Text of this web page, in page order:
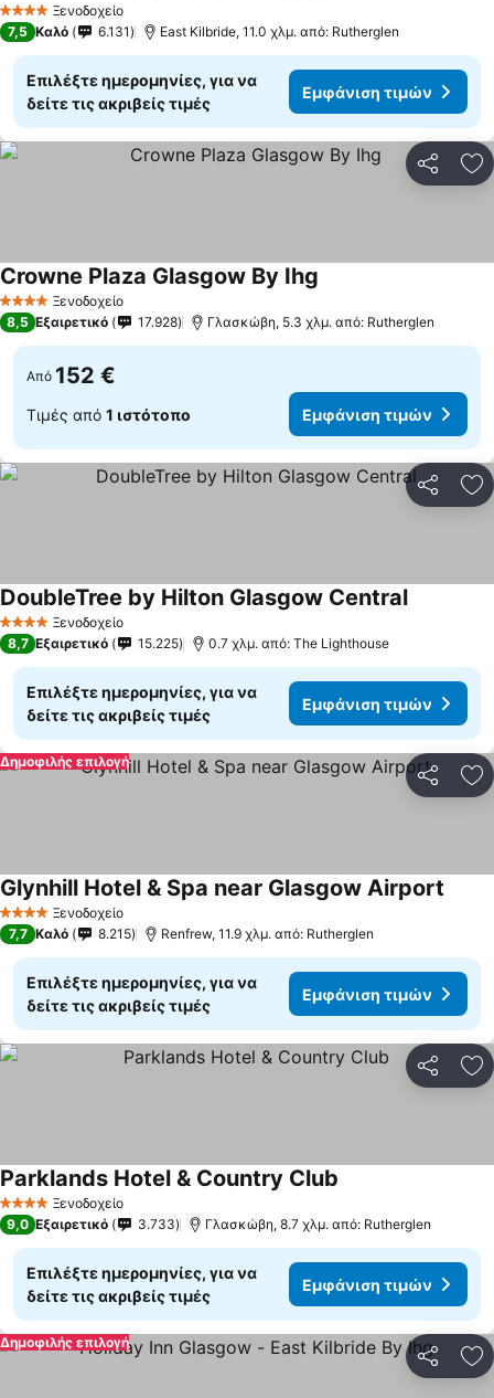
4 ΑστέριαΞενοδοχείο
7,5 Καλό 6.131 East Kilbride, 11.0 χλμ. από: Rutherglen
Επιλέξτε ημερομηνίες, για να
δείτε τις ακριβείς τιμές
Εμφάνιση τιμών
4 ΑστέριαΞενοδοχείο
Crowne Plaza Glasgow By Ihg
8,5 Εξαιρετικό 17.928 Γλασκώβη, 5.3 χλμ. από: Rutherglen
Από 152 €
Τιμές από 1 ιστότοπο Εμφάνιση τιμών
4 ΑστέριαΞενοδοχείο
DoubleTree by Hilton Glasgow Central
8,7 Εξαιρετικό 15.225 0.7 χλμ. από: The Lighthouse
Επιλέξτε ημερομηνίες, για να
δείτε τις ακριβείς τιμές
Εμφάνιση τιμών
Δημοφιλής επιλογή
4 ΑστέριαΞενοδοχείο
Glynhill Hotel & Spa near Glasgow Airport
7,7 Καλό 8.215 Renfrew, 11.9 χλμ. από: Rutherglen
Επιλέξτε ημερομηνίες, για να
δείτε τις ακριβείς τιμές
Εμφάνιση τιμών
4 ΑστέριαΞενοδοχείο
Parklands Hotel & Country Club
9,0 Εξαιρετικό 3.733 Γλασκώβη, 8.7 χλμ. από: Rutherglen
Επιλέξτε ημερομηνίες, για να
δείτε τις ακριβείς τιμές
Εμφάνιση τιμών
Δημοφιλής επιλογή